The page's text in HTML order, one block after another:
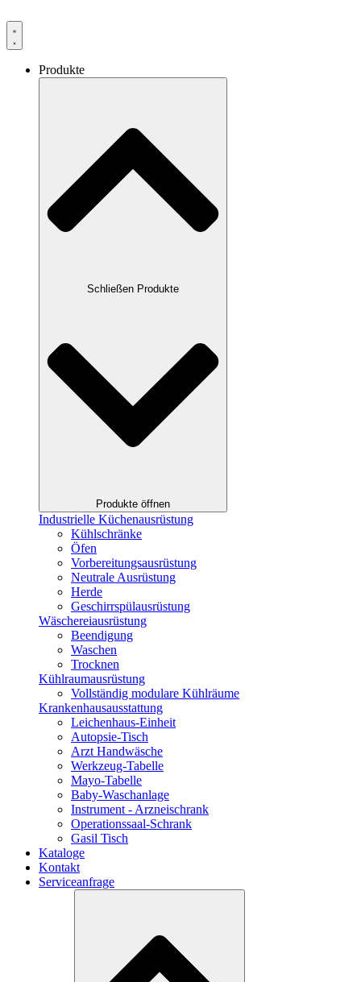
Produkte
Schließen Produkte
Produkte öffnen
Industrielle Küchenausrüstung
Kühlschränke
Öfen
Vorbereitungsausrüstung
Neutrale Ausrüstung
Herde
Geschirrspülausrüstung
Wäschereiausrüstung
Beendigung
Waschen
Trocknen
Kühlraumausrüstung
Vollständig modulare Kühlräume
Krankenhausausstattung
Leichenhaus-Einheit
Autopsie-Tisch
Arzt Handwäsche
Werkzeug-Tabelle
Mayo-Tabelle
Baby-Waschanlage
Instrument - Arzneischrank
Operationssaal-Schrank
Gasil Tisch
Kataloge
Kontakt
Serviceanfrage